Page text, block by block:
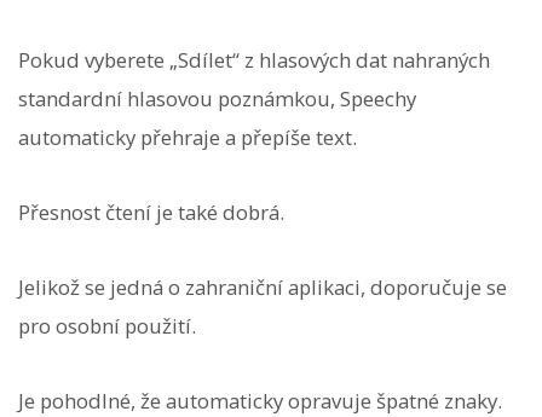
Pokud vyberete „Sdílet“ z hlasových dat nahraných
standardní hlasovou poznámkou, Speechy
automaticky přehraje a přepíše text.
Přesnost čtení je také dobrá.
Jelikož se jedná o zahraniční aplikaci, doporučuje se
pro osobní použití.
Je pohodlné, že automaticky opravuje špatné znaky.